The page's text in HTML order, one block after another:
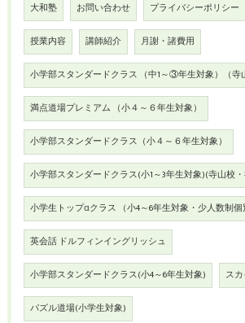
大和塾 お問い合わせ プライバシーポリシー
授業内容 講師紹介 月謝・諸費用
小学部スタンダードクラス （中1～③年生対象）（寺
満点道場プレミアム （小４～６年生対象）
小学部スタンダードクラス（小４～６年生対象）
小学部スタンダードクラス(小1～3年生対象)(寺山校
小学生トップαクラス （小4～6年生対象・少人数制個
英会話 ドルフィンイングリッシュ
小学部スタンダードクラス(小4～6年生対象) ス
パズル道場(小学生対象)